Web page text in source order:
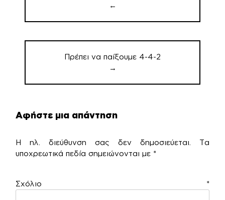
←
Πρέπει να παίξουμε 4-4-2
→
Αφήστε μια απάντηση
Η ηλ. διεύθυνση σας δεν δημοσιεύεται.
Τα
υποχρεωτικά πεδία σημειώνονται με *
Σχόλιο *